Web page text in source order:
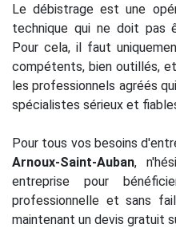
Le débistrage est une
technique qui ne doit pas
Pour cela, il faut
compétents, bien outillés,
les professionnels agréés
spécialistes sérieux et
Pour tous vos besoins
Arnoux-Saint-Auban,
entreprise pour
professionnelle et sans
maintenant un devis gratuit